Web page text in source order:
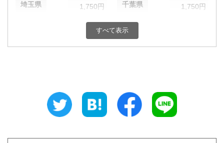
埼玉県 1,750円 千葉県 1,750円
1,750円 神奈川県
新潟県 1,750円 富山県 1,650円
1,750円 長野県
1,650円 静岡県
すべて表示